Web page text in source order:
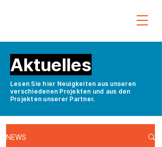
Aktuelles
Lesen Sie hier Neuigkeiten aus unseren
verschiedenen Projekten und aus den
Projekten unserer Partner.
NEWS